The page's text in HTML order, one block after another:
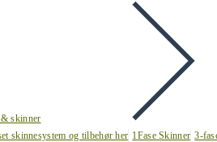
skinner
skinnesystem og tilbehør her 1Fase Skinner 3-